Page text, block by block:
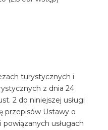
turystycznych i
z dnia 24
2 do niniejszej usługi
przepisów Ustawy o
usługach